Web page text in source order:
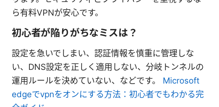
ら有料VPNが安心です。
初心者が陥りがちなミスは？
設定を急いでしまい、認証情報を慎重に管理しな
い、DNS設定を正しく適用しない、分岐トンネルの
運用ルールを決めていない、などです。 Microsoft
edgeでvpnをオンにする方法：初心者でもわかる完